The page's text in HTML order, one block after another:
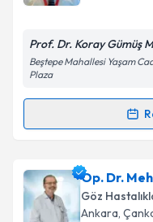
Kişisel
'ni
kapsamda
Prof. Dr. Koray Gümüş
Beştepe Mahallesi Yaşam
Plaza
Randevu
Prof. Dr. Koray
oluşturun. Size bu
takvim
Op. Dr.
Göz
Ankara,